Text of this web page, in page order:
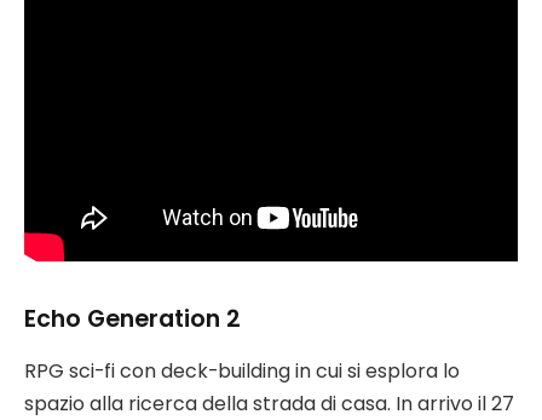
Echo Generation 2
RPG sci-fi con deck-building in cui si esplora lo
spazio alla ricerca della strada di casa. In arrivo il 27